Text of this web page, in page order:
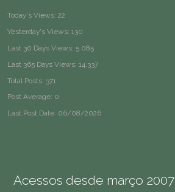
Today's Views: 22
Yesterday's Views: 130
Last 30 Days Views: 5.085
Last 365 Days Views: 14.337
Total Posts: 371
Post Average: 0
Last Post Date: 06/08/2026
Acessos desde março 2007